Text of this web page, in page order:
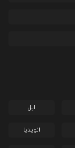
اپل
انویدیا